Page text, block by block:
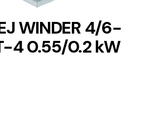
WINDER 4/6-
4 0.55/0.2 kW